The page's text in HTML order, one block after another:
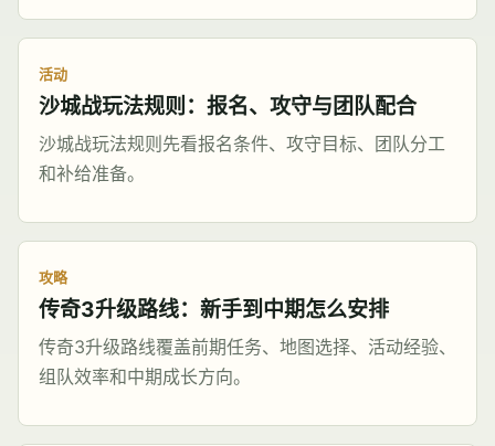
活动
沙城战玩法规则：报名、攻守与团队配合
沙城战玩法规则先看报名条件、攻守目标、团队分工
和补给准备。
攻略
传奇3升级路线：新手到中期怎么安排
传奇3升级路线覆盖前期任务、地图选择、活动经验、
组队效率和中期成长方向。